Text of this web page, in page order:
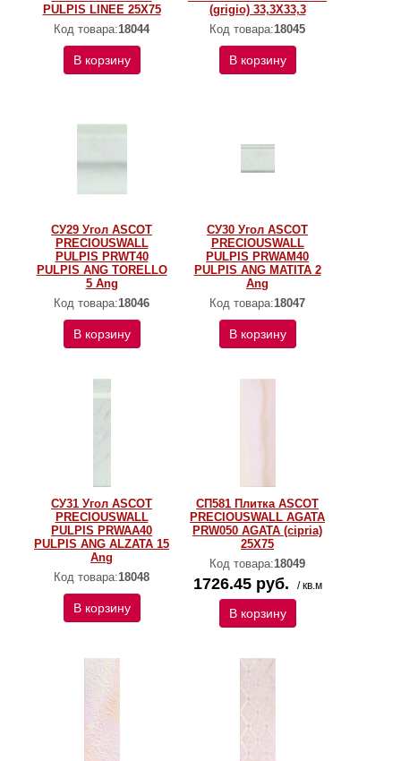
PULPIS LINEE 25X75
Код товара:18044
В корзину
(grigio) 33,3X33,3
Код товара:18045
В корзину
СУ29 Угол ASCOT
PRECIOUSWALL
PULPIS PRWT40
PULPIS ANG TORELLO
5 Ang
Код товара:18046
В корзину
СУ30 Угол ASCOT
PRECIOUSWALL
PULPIS PRWAM40
PULPIS ANG MATITA 2
Ang
Код товара:18047
В корзину
СУ31 Угол ASCOT
PRECIOUSWALL
PULPIS PRWAA40
PULPIS ANG ALZATA 15
Ang
Код товара:18048
В корзину
СП581 Плитка ASCOT
PRECIOUSWALL AGATA
PRW050 AGATA (cipria)
25X75
Код товара:18049
1726.45 руб. / кв.м
В корзину